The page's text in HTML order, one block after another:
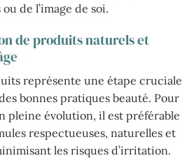
de l’image de soi.
de produits naturels et
représente une étape cruciale
bonnes pratiques beauté. Pour
pleine évolution, il est préférable
respectueuses, naturelles et
les risques d’irritation.